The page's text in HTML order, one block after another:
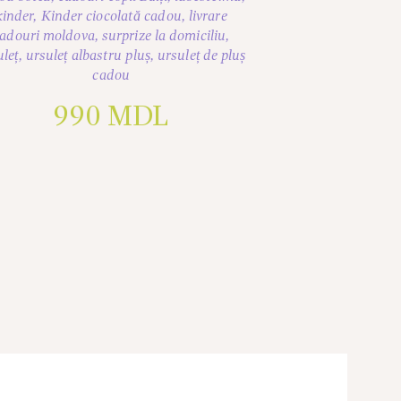
, Kinder ciocolată cadou, livrare
moldova, surprize la domiciliu,
, ursuleț albastru pluș, ursuleț de pluș
cadou
990 MDL